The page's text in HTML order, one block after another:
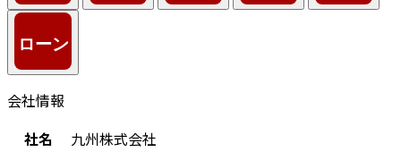
会社情報
社名
九州株式会社